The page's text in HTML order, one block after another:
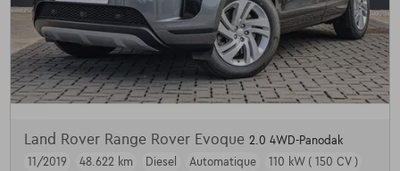
Land Rover Range Rover Evoque 2.0 4WD-Panodak
11/2019
48.622 km Diesel Automatique 110 kW ( 150 CV )